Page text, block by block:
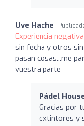
Uve Hache
Experiencia negativa:
sin fecha y otros
pasan cosas...me
vuestra parte
Pádel
Gracias por
extintores y